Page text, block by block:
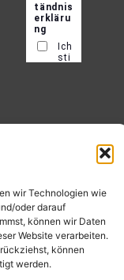
wir Technologien wie
oder darauf
können wir Daten
Website verarbeiten.
können
werden.